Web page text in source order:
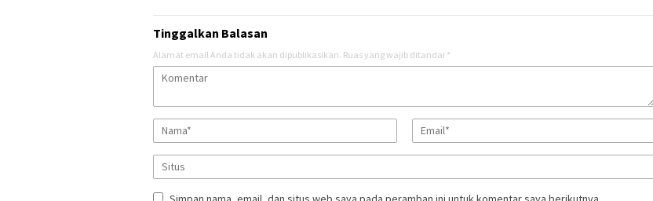
Tinggalkan Balasan
Alamat email Anda tidak akan dipublikasikan. Ruas yang wajib ditandai *